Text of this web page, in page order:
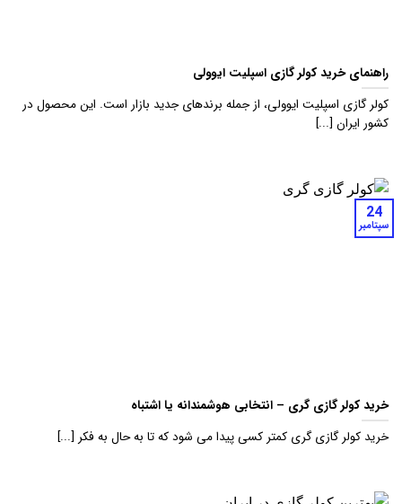
راهنمای خرید کولر گازی اسپلیت ایوولی
کولر گازی اسپلیت ایوولی، از جمله برندهای جدید بازار است. این محصول در
کشور ایران [...]
خرید کولر گازی گری – انتخابی هوشمندانه یا اشتباه
خرید کولر گازی گری کمتر کسی پیدا می شود که تا به حال به فکر [...]
24
سپتامبر